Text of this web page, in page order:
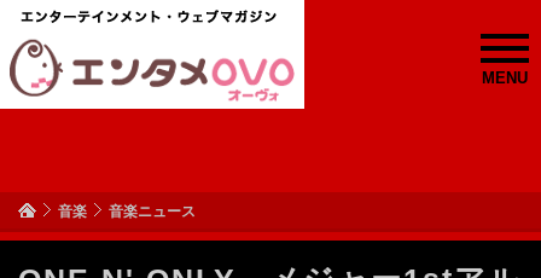
MENU
音楽 音楽ニュース